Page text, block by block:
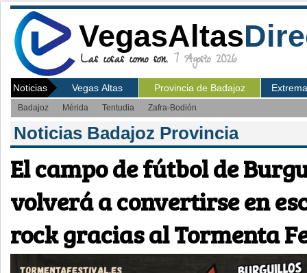
VegasAltas
Las cosas como son. 7 Agosto 2026
Noticias Vegas Altas Provincia de Badajoz
Badajoz Mérida Tentudia Zafra-Bodión
Noticias Badajoz Provincia
El campo de fútbol de
volverá a convertirse en
rock gracias al Tormenta